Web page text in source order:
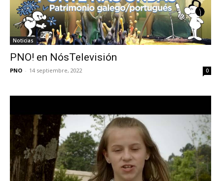
Noticias
PNO! en NósTelevisión
PNO - 14 septiembre, 2022 0